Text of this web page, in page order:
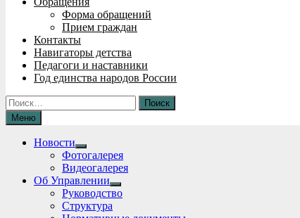
Форма обращений
Прием граждан
Контакты
Навигаторы детства
Педагоги и наставники
Год единства народов России
Найти:
Меню
Новости
Show
sub
menu
Фотогалерея
Видеогалерея
Об Управлении
Show
sub
Руководство
Структура